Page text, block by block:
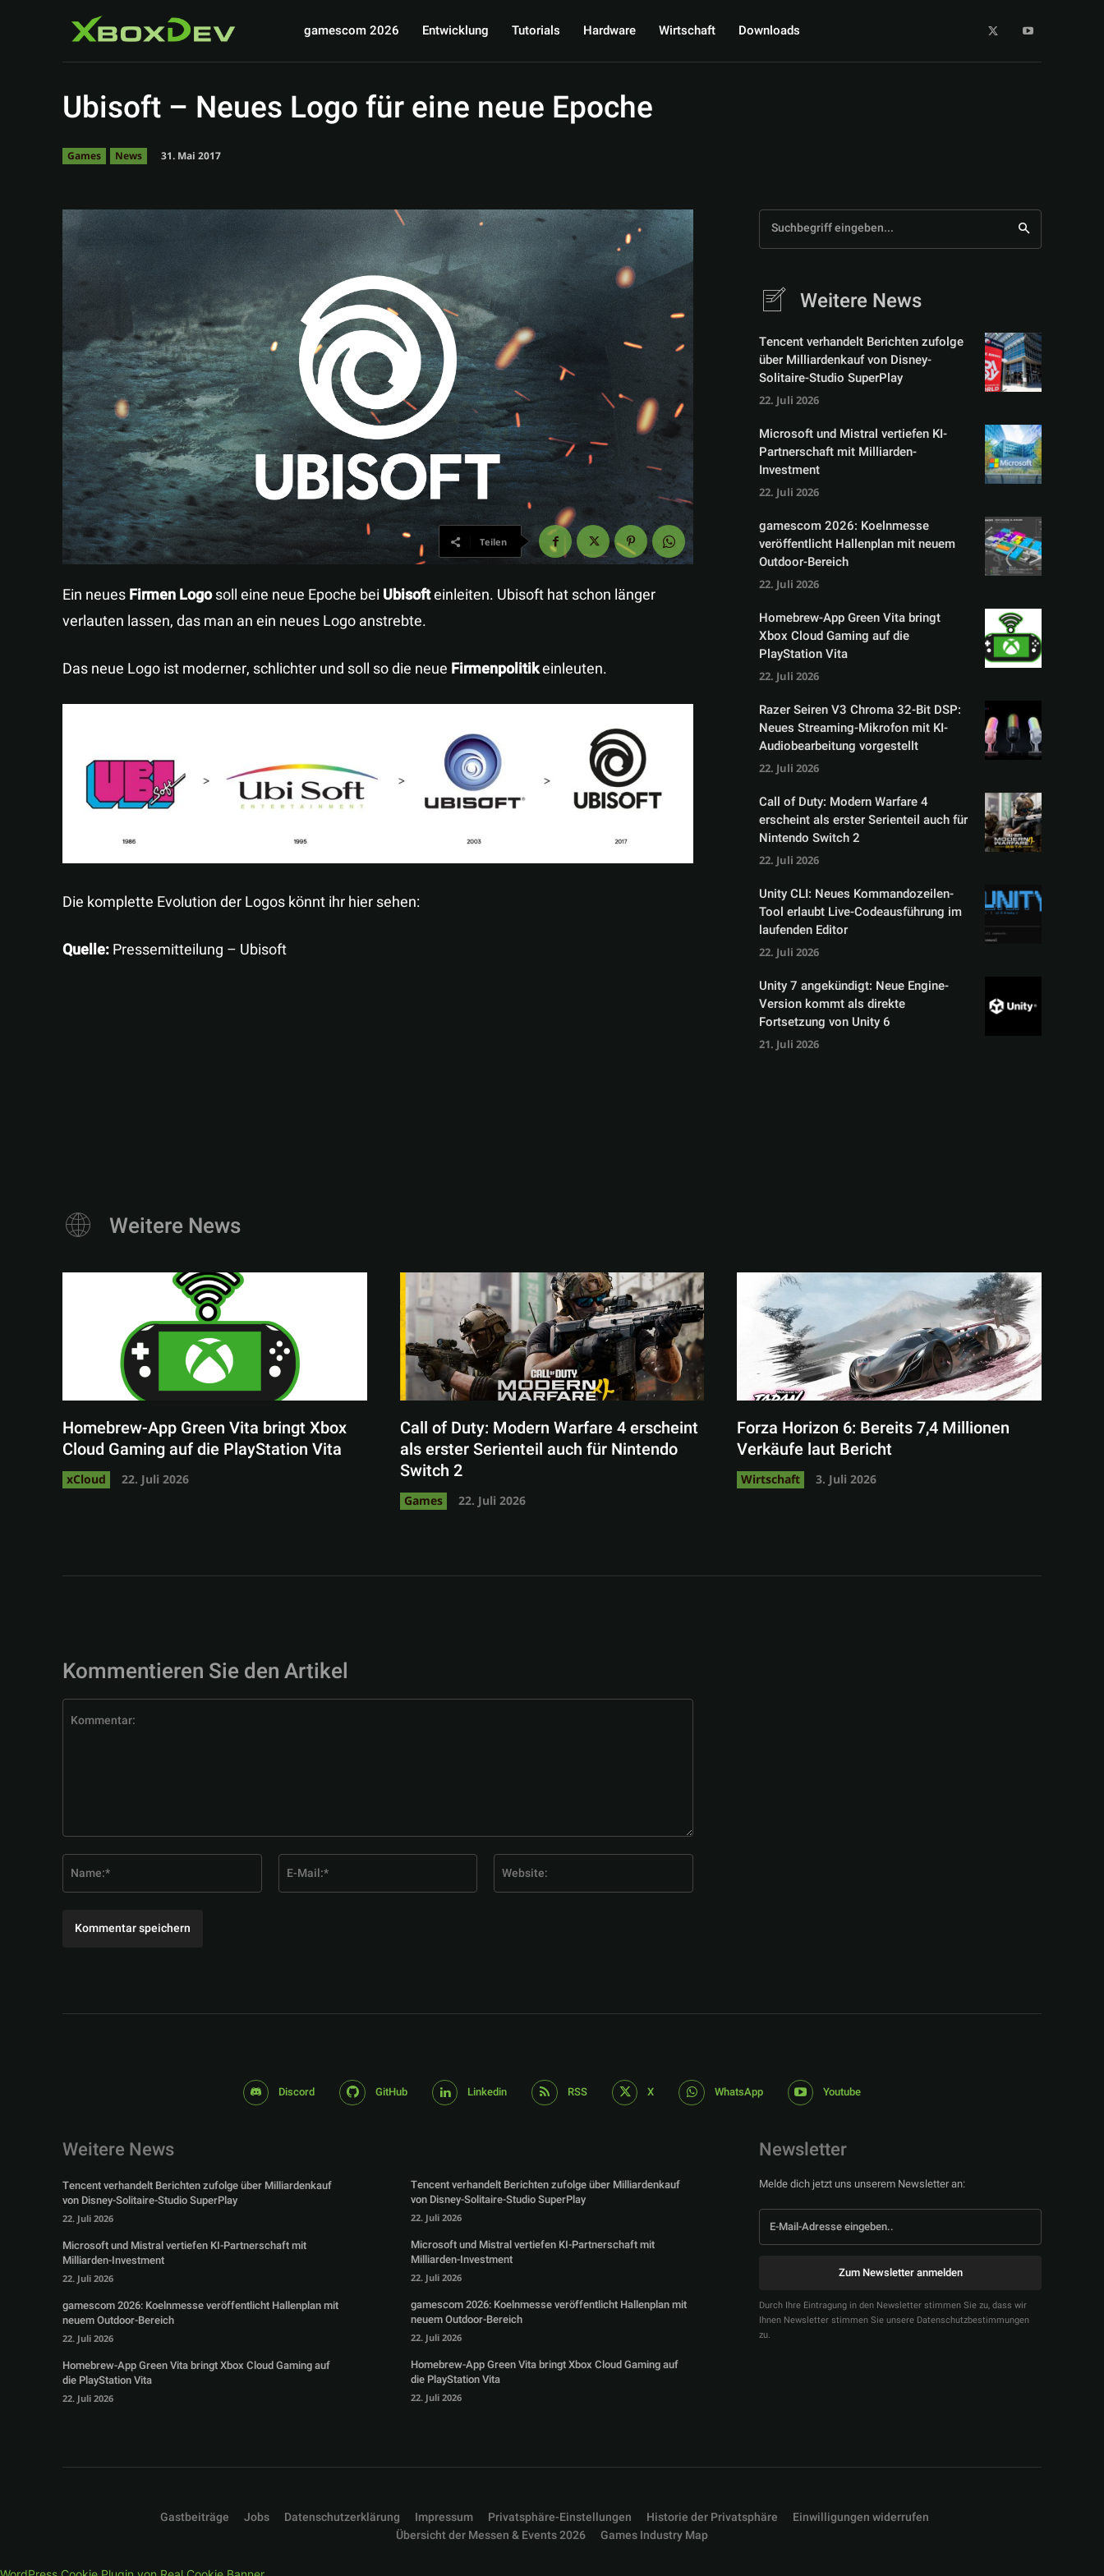
gamescom 2026 Entwicklung Tutorials Hardware Wirtschaft Downloads
Ubisoft – Neues Logo für eine neue Epoche
Games News 31. Mai 2017
Teilen
Ein neuesFirmen Logosoll eine neue Epoche bei Ubisofteinleiten. Ubisoft hat schon länger
verlauten lassen, das man an ein neues Logo anstrebte.
Das neue Logo ist moderner, schlichter und soll so die neue Firmenpolitikeinleuten.
Die komplette Evolution der Logos könnt ihr hier sehen:
Quelle:Pressemitteilung – Ubisoft
Suchbegriff eingeben...
Weitere News
Tencent verhandelt Berichten zufolge
über Milliardenkauf von Disney-
Solitaire-Studio SuperPlay
22. Juli 2026
Microsoft und Mistral vertiefen KI-
Partnerschaft mit Milliarden-
Investment
22. Juli 2026
gamescom 2026: Koelnmesse
veröffentlicht Hallenplan mit neuem
Outdoor-Bereich
22. Juli 2026
Homebrew-App Green Vita bringt
Xbox Cloud Gaming auf die
PlayStation Vita
22. Juli 2026
Razer Seiren V3 Chroma 32-Bit DSP:
Neues Streaming-Mikrofon mit KI-
Audiobearbeitung vorgestellt
22. Juli 2026
Call of Duty: Modern Warfare 4
erscheint als erster Serienteil auch für
Nintendo Switch 2
22. Juli 2026
Unity CLI: Neues Kommandozeilen-
Tool erlaubt Live-Codeausführung im
laufenden Editor
22. Juli 2026
Unity 7 angekündigt: Neue Engine-
Version kommt als direkte
Fortsetzung von Unity 6
21. Juli 2026
Weitere News
Homebrew-App Green Vita bringt Xbox
Cloud Gaming auf die PlayStation Vita
xCloud 22. Juli 2026
Call of Duty: Modern Warfare 4 erscheint
als erster Serienteil auch für Nintendo
Switch 2
Games 22. Juli 2026
Forza Horizon 6: Bereits 7,4 Millionen
Verkäufe laut Bericht
Wirtschaft 3. Juli 2026
Kommentieren Sie den Artikel
Mail:*
Discord GitHub Linkedin RSS X WhatsApp Youtube
Weitere News
Tencent verhandelt Berichten zufolge über Milliardenkauf
von Disney-Solitaire-Studio SuperPlay
22. Juli 2026
Microsoft und Mistral vertiefen KI-Partnerschaft mit
Milliarden-Investment
22. Juli 2026
gamescom 2026: Koelnmesse veröffentlicht Hallenplan mit
neuem Outdoor-Bereich
22. Juli 2026
Homebrew-App Green Vita bringt Xbox Cloud Gaming auf
die PlayStation Vita
22. Juli 2026
Tencent verhandelt Berichten zufolge über Milliardenkauf
von Disney-Solitaire-Studio SuperPlay
22. Juli 2026
Microsoft und Mistral vertiefen KI-Partnerschaft mit
Milliarden-Investment
22. Juli 2026
gamescom 2026: Koelnmesse veröffentlicht Hallenplan mit
neuem Outdoor-Bereich
22. Juli 2026
Homebrew-App Green Vita bringt Xbox Cloud Gaming auf
die PlayStation Vita
22. Juli 2026
Newsletter
Melde dich jetzt uns unserem Newsletter an:
Zum Newsletter anmelden
Durch Ihre Eintragung in den Newsletter stimmen Sie zu, dass wir
Ihnen Newsletter stimmen Sie unsere Datenschutzbestimmungen
zu.
Gastbeiträge Jobs Datenschutzerklärung Impressum Privatsphäre-Einstellungen Historie der Privatsphäre
Einwilligungen widerrufen
Übersicht der Messen & Events 2026
Games Industry Map